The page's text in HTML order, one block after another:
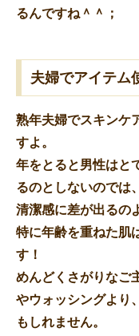
るんですね＾＾；
夫婦でアイテム
熟年夫婦でスキンケ
すよ。
年をとると男性はと
るのとしないのでは
清潔感に差が出るの
特に年齢を重ねた肌
す！
めんどくさがりなご
やウォッシングより
もしれません。